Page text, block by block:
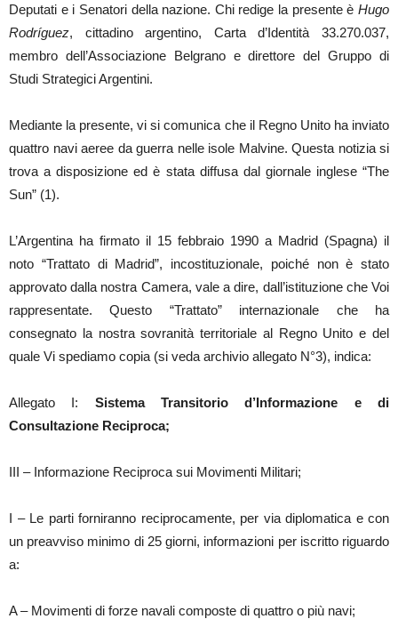
Deputati e i Senatori della nazione. Chi redige la presente è Hugo
Rodríguez, cittadino argentino, Carta d’Identità 33.270.037,
membro dell’Associazione Belgrano e direttore del Gruppo di
Studi Strategici Argentini.
Mediante la presente, vi si comunica che il Regno Unito ha inviato
quattro navi aeree da guerra nelle isole Malvine. Questa notizia si
trova a disposizione ed è stata diffusa dal giornale inglese “The
Sun” (1).
L’Argentina ha firmato il 15 febbraio 1990 a Madrid (Spagna) il
noto “Trattato di Madrid”, incostituzionale, poiché non è stato
approvato dalla nostra Camera, vale a dire, dall’istituzione che Voi
rappresentate. Questo “Trattato” internazionale che ha
consegnato la nostra sovranità territoriale al Regno Unito e del
quale Vi spediamo copia (si veda archivio allegato N°3), indica:
Allegato I: Sistema Transitorio d’Informazione e di
Consultazione Reciproca;
III – Informazione Reciproca sui Movimenti Militari;
I – Le parti forniranno reciprocamente, per via diplomatica e con
un preavviso minimo di 25 giorni, informazioni per iscritto riguardo
a:
A – Movimenti di forze navali composte di quattro o più navi;